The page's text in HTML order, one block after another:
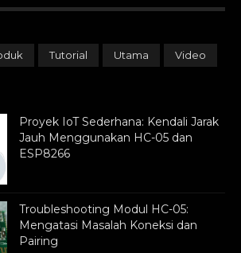
Tutorial Utama Video
Proyek IoT Sederhana: Kendali Jarak
Jauh Menggunakan HC-05 dan
ESP8266
Troubleshooting Modul HC-05:
Mengatasi Masalah Koneksi dan
Pairing